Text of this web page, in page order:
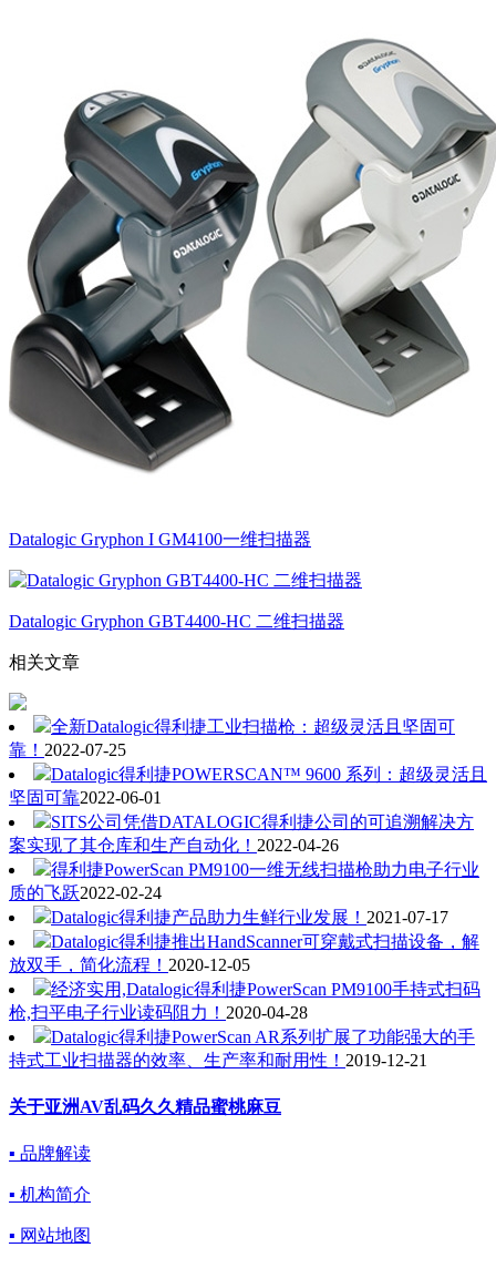
Datalogic Gryphon I GM4100一维扫描器
Datalogic Gryphon GBT4400-HC 二维扫描器
相关文章
全新Datalogic得利捷工业扫描枪：超级灵活且坚固可
靠！ 2022-07-25
Datalogic得利捷POWERSCAN™ 9600 系列：超级灵活且
坚固可靠2022-06-01
SITS公司凭借DATALOGIC得利捷公司的可追溯解决方
案实现了其仓库和生产自动化！ 2022-04-26
得利捷PowerScan PM9100一维无线扫描枪助力电子行业
质的飞跃2022-02-24
Datalogic得利捷产品助力生鲜行业发展！ 2021-07-17
Datalogic得利捷推出HandScanner可穿戴式扫描设备，解
放双手，简化流程！ 2020-12-05
经济实用,Datalogic得利捷PowerScan PM9100手持式扫码
枪,扫平电子行业读码阻力！ 2020-04-28
Datalogic得利捷PowerScan AR系列扩展了功能强大的手
持式工业扫描器的效率、生产率和耐用性！ 2019-12-21
关于亚洲AV乱码久久精品蜜桃麻豆
▪ 品牌解读
▪ 机构简介
▪ 网站地图